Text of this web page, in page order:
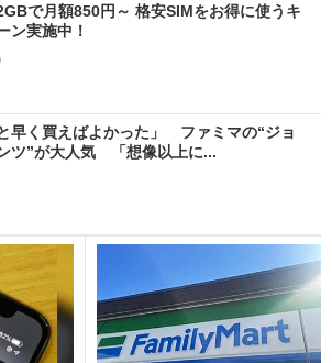
で月額850円～ 格安SIMをお得に使うキ
ン実施中！
と早く買えばよかった」 ファミマの“ジョ
ツ”が大人気 「想像以上に...